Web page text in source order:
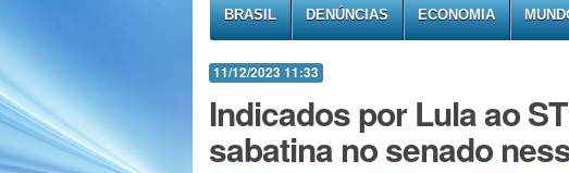
BRASIL DENÚNCIAS ECONOMIA
11/12/2023 11:33
Indicados por Lula ao
sabatina no senado